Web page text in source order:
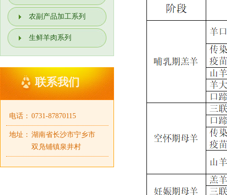
农副产品加工系列
生鲜羊肉系列
联系我们
电话： 0731-87870115
地址： 湖南省长沙市宁乡市
双凫铺镇泉井村